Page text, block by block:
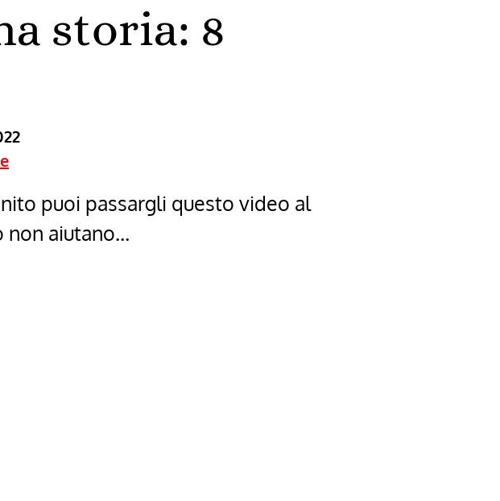
storia: 8
puoi passargli questo video al
non aiutano…